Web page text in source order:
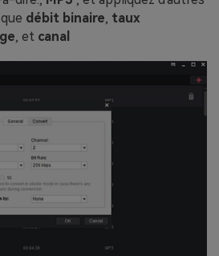
débit binaire, taux
, et canal